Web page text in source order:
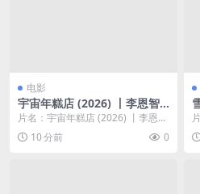
电影
宇宙年糕店 (2026) 丨李恩智 /
金美贤主演丨真人秀丨韩综
片名：宇宙年糕店 (2026) 丨李恩智
/ 金美贤主演丨真人秀丨韩综 分
类：综...
10 分前 0